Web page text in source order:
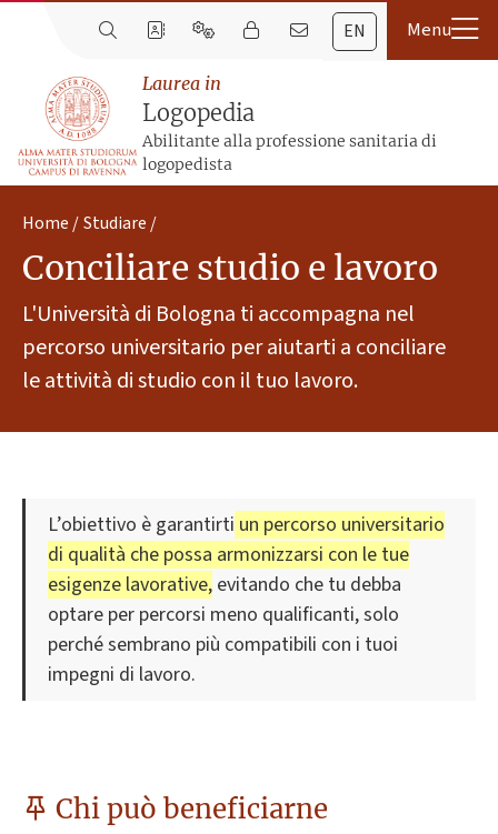
EN
Laurea in
Logopedia
Abilitante alla professione sanitaria di
logopedista
Home Studiare
Conciliare studio e lavoro
L'Università di Bologna ti accompagna nel
percorso universitario per aiutarti a conciliare
le attività di studio con il tuo lavoro.
L’obiettivo è garantirti un percorso universitario
di qualità che possa armonizzarsi con le tue
esigenze lavorative, evitando che tu debba
optare per percorsi meno qualificanti, solo
perché sembrano più compatibili con i tuoi
impegni di lavoro.
Chi può beneficiarne